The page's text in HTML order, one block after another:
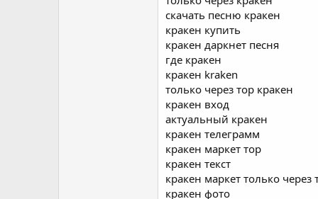
скачать песню кракен
кракен купить
кракен даркнет песня
где кракен
кракен kraken
только через тор кракен
кракен вход
актуальный кракен
кракен телеграмм
кракен маркет тор
кракен текст
кракен маркет только через
кракен фото